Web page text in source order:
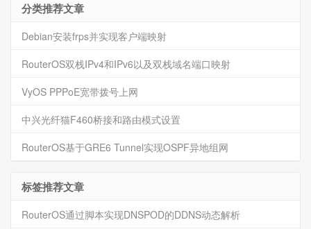
分类推荐文章
Debian安装frps并实现客户端映射
RouterOS双栈IPv4和IPv6以及双栈域名端口映射
VyOS PPPoE宽带拨号上网
中兴光纤猫F460桥接和路由模式设置
RouterOS基于GRE6 Tunnel实现OSPF异地组网
标签推荐文章
RouterOS通过脚本实现DNSPOD的DDNS动态解析